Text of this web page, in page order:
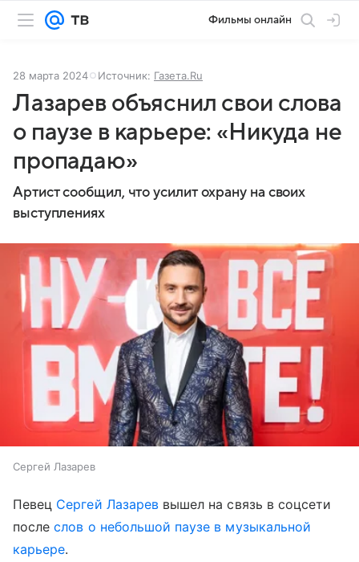
Фильмы онлайн
28 марта 2024 Источник: Газета.Ru
Лазарев объяснил свои слова
о паузе в карьере: «Никуда не
пропадаю»
Артист сообщил, что усилит охрану на своих
выступлениях
Сергей Лазарев
Певец Сергей Лазареввышел на связь в соцсети
послеслов о небольшой паузе в музыкальной
карьере.